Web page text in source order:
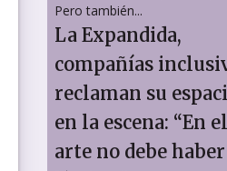
Pero también...
La Expandida,
compañías
reclaman su
en la escena: “En el
arte no debe haber